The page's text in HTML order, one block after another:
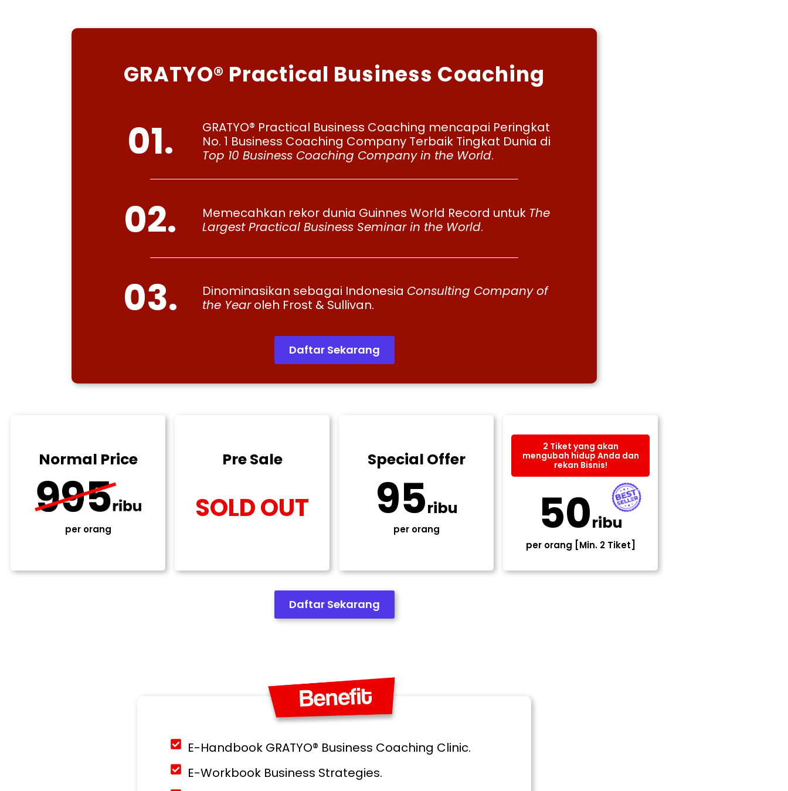
GRATYO® Practical Business Coaching
01.
GRATYO® Practical Business Coaching mencapai Peringkat
No. 1 Business Coaching Company Terbaik Tingkat Dunia di
Top 10 Business Coaching Company in the World.
02. Memecahkan rekor dunia Guinnes World Record untuk The
Largest Practical Business Seminar in the World.
03. Dinominasikan sebagai Indonesia Consulting Company of
the Yearoleh Frost & Sullivan.
Daftar Sekarang
Normal Price
per orang
Pre Sale
SOLD OUT
Special Offer
95ribu
per orang
2 Tiket yang akan
mengubah hidup Anda dan
rekan Bisnis!
50ribu
per orang [Min. 2 Tiket]
Daftar Sekarang
E-Handbook GRATYO® Business Coaching Clinic.
E-Workbook Business Strategies.